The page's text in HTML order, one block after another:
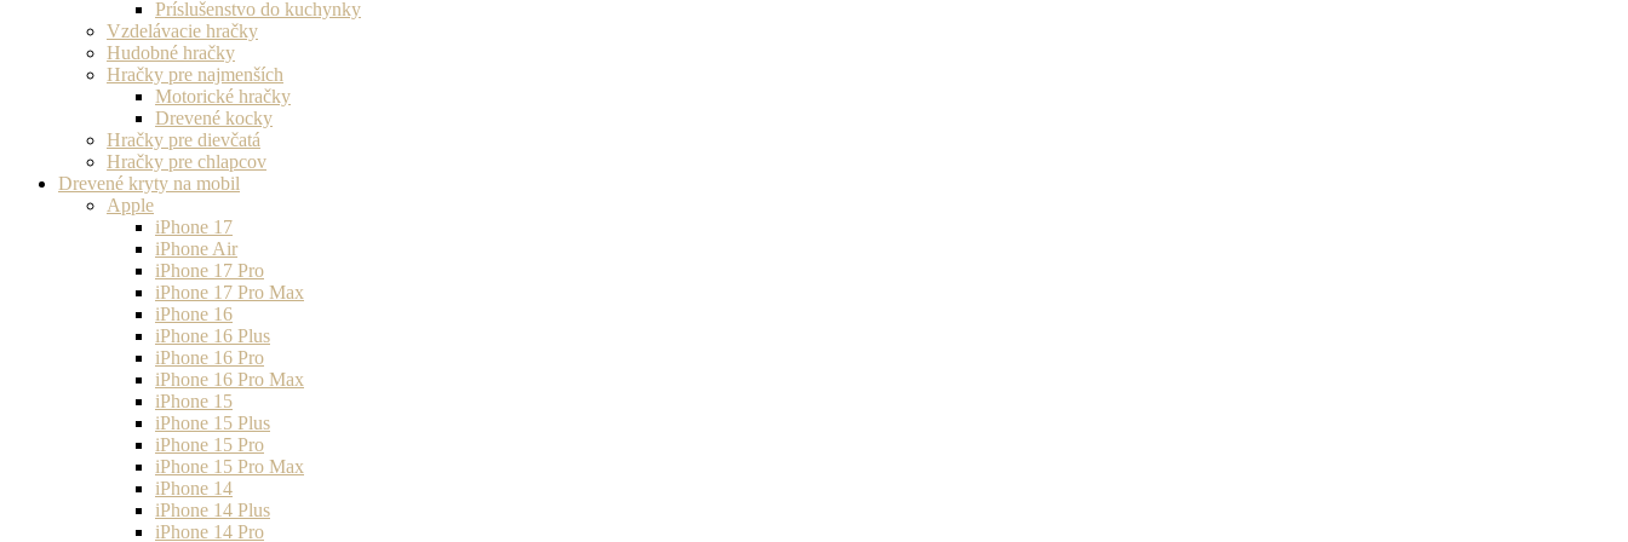
Príslušenstvo do kuchynky
Vzdelávacie hračky
Hudobné hračky
Hračky pre najmenších
Motorické hračky
Drevené kocky
Hračky pre dievčatá
Hračky pre chlapcov
Drevené kryty na mobil
Apple
iPhone 17
iPhone Air
iPhone 17 Pro
iPhone 17 Pro Max
iPhone 16
iPhone 16 Plus
iPhone 16 Pro
iPhone 16 Pro Max
iPhone 15
iPhone 15 Plus
iPhone 15 Pro
iPhone 15 Pro Max
iPhone 14
iPhone 14 Plus
iPhone 14 Pro